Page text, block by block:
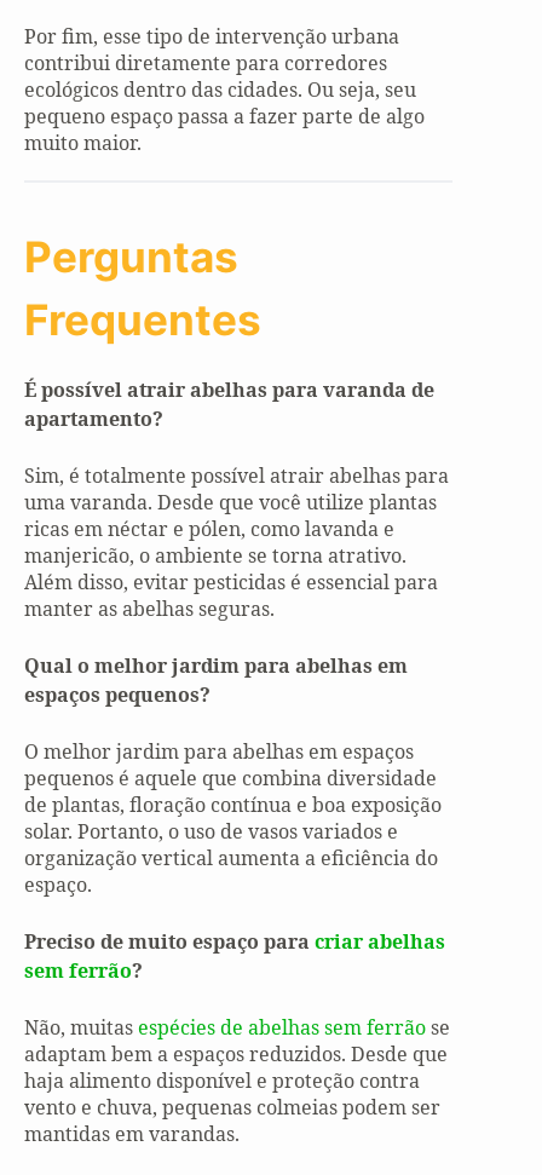
Por fim, esse tipo de intervenção urbana
contribui diretamente para corredores
ecológicos dentro das cidades. Ou seja, seu
pequeno espaço passa a fazer parte de algo
muito maior.
Perguntas
Frequentes
É possível atrair abelhas para varanda de
apartamento?
Sim, é totalmente possível atrair abelhas para
uma varanda. Desde que você utilize plantas
ricas em néctar e pólen, como lavanda e
manjericão, o ambiente se torna atrativo.
Além disso, evitar pesticidas é essencial para
manter as abelhas seguras.
Qual o melhor jardim para abelhas em
espaços pequenos?
O melhor jardim para abelhas em espaços
pequenos é aquele que combina diversidade
de plantas, floração contínua e boa exposição
solar. Portanto, o uso de vasos variados e
organização vertical aumenta a eficiência do
espaço.
Preciso de muito espaço para criar abelhas
sem ferrão?
Não, muitasespécies de abelhas sem ferrãose
adaptam bem a espaços reduzidos. Desde que
haja alimento disponível e proteção contra
vento e chuva, pequenas colmeias podem ser
mantidas em varandas.